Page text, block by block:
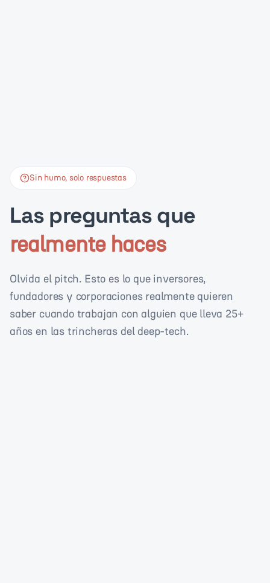
Sin humo, solo respuestas
Las preguntas que
realmente haces
Olvida el pitch. Esto es lo que inversores,
fundadores y corporaciones realmente quieren
saber cuando trabajan con alguien que lleva 25+
años en las trincheras del deep-tech.